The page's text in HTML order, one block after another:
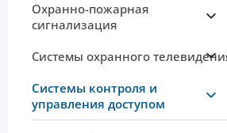
Охранно-пожарная
сигнализация
Системы охранного
Системы контроля и
управления доступом